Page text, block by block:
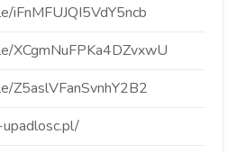
iFnMFUJQI5VdY5ncb
XCgmNuFPKa4DZvxwU
Z5aslVFanSvnhY2B2